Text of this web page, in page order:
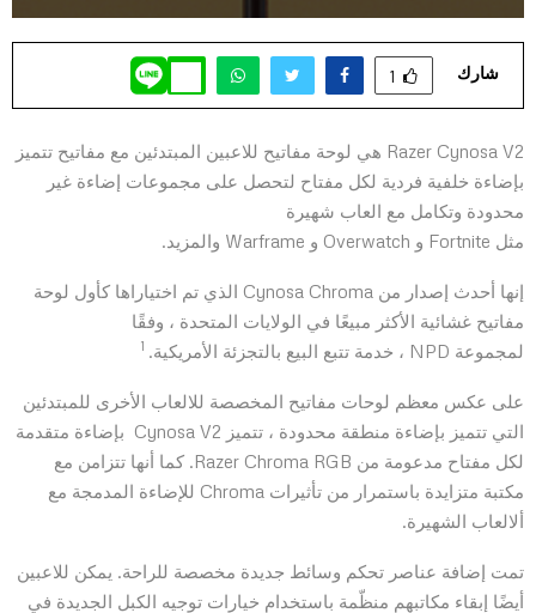
شارك 1
Razer Cynosa V2 هي لوحة مفاتيح للاعبين المبتدئين مع مفاتيح تتميز
بإضاءة خلفية فردية لكل مفتاح لتحصل على مجموعات إضاءة غير
محدودة وتكامل مع العاب شهيرة
مثل Fortnite و Overwatch و Warframe والمزيد.
إنها أحدث إصدار من Cynosa Chroma الذي تم اختياراها كأول لوحة
مفاتيح غشائية الأكثر مبيعًا في الولايات المتحدة ، وفقًا
لمجموعة NPD ، خدمة تتبع البيع بالتجزئة الأمريكية.
على عكس معظم لوحات مفاتيح المخصصة للالعاب الأخرى للمبتدئين
التي تتميز بإضاءة منطقة محدودة ، تتميز Cynosa V2 بإضاءة متقدمة
لكل مفتاح مدعومة من Razer Chroma RGB. كما أنها تتزامن مع
مكتبة متزايدة باستمرار من تأثيرات Chroma للإضاءة المدمجة مع
ألالعاب الشهيرة.
تمت إضافة عناصر تحكم وسائط جديدة مخصصة للراحة. يمكن للاعبين
أيضًا إبقاء مكاتبهم منظّمة باستخدام خيارات توجيه الكبل الجديدة في